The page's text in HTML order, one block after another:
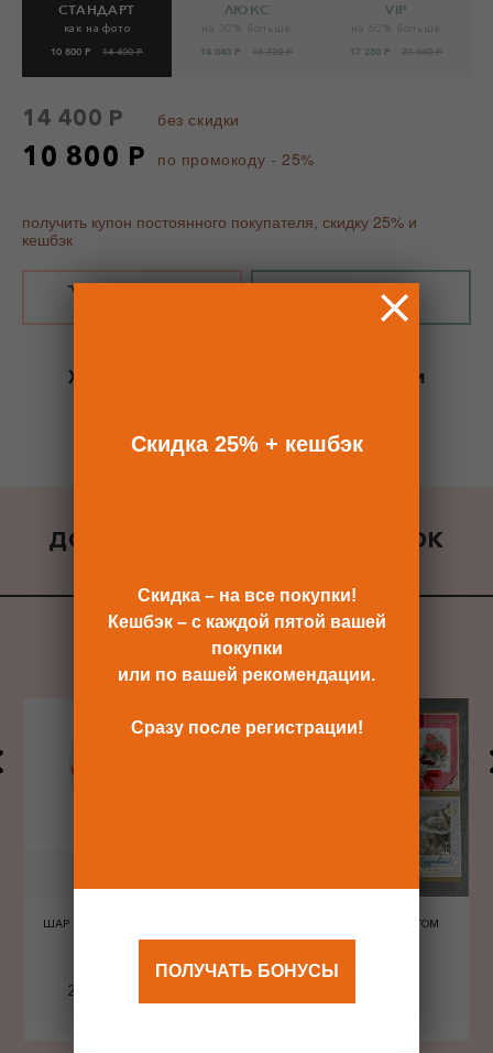
СТАНДАРТ
как на фото
10 800 Р 14 400 Р
ЛЮКС
14 040 Р 18 720 Р
VIP
17 280 Р 23 040 Р
14 400 Р без скидки
10 800 Р по промокоду - 25%
получить купон постоянного покупателя, скидку 25% и
кешбэк
КУПИТЬ В 1 КЛИК
Хотите сразу
и
ДОБАВИТЬ К ЗАКАЗУ ПОДАРОК
ШАР ШЕЛКОГРАФИЯ СЕРДЦА
КРАСНЫЕ
240 Р
ОТКРЫТКА С КОНВЕРТОМ
Скидка 25% + кешбэк
Скидка – на все покупки!
Кешбэк – с каждой пятой вашей
покупки
или по вашей рекомендации.
Сразу после регистрации!
ПОЛУЧАТЬ БОНУСЫ